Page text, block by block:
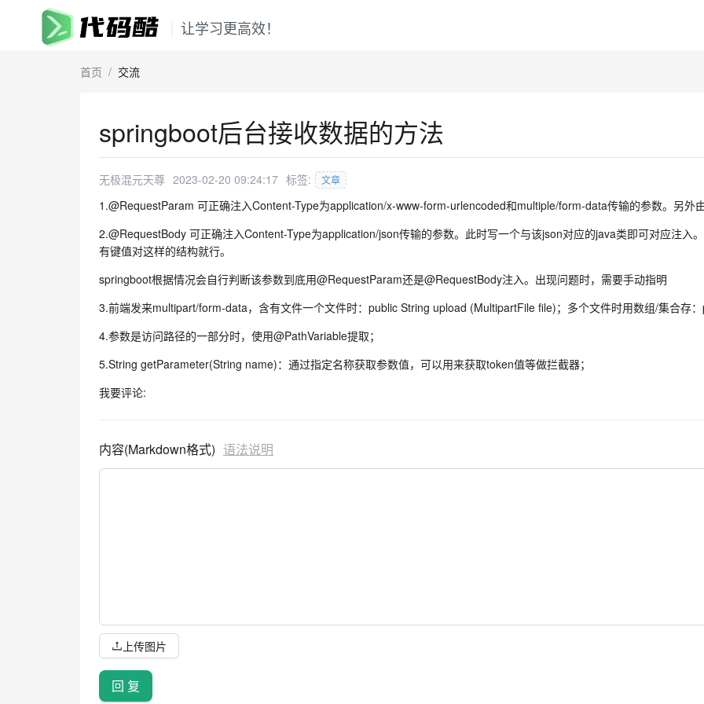
让学习更高效！
首页 / 交流
springboot后台接收数据的方法
无极混元天尊 2023-02-20 09:24:17 标签: 文章
1.@RequestParam 可正确注入Content-Type为application/x-www-form-urlencoded和multiple/form-data传输的参数。另外
2.@RequestBody 可正确注入Content-Type为application/json传输的参数。此时写一个与该json对应的java类即可对应注入
有键值对这样的结构就行。
springboot根据情况会自行判断该参数到底用@RequestParam还是@RequestBody注入。出现问题时，需要手动指明
3.前端发来multipart/form-data，含有文件一个文件时：public String upload (MultipartFile file)；多个文件时用数组/集合存
4.参数是访问路径的一部分时，使用@PathVariable提取；
5.String getParameter(String name)：通过指定名称获取参数值，可以用来获取token值等做拦截器；
我要评论:
内容(Markdown格式) 语法说明
上传图片
回 复